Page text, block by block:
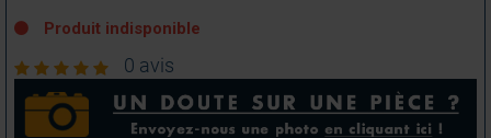
Produit indisponible
0 avis